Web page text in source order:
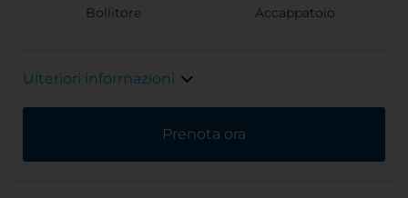
Bollitore Accappatoio
Ulteriori informazioni
Prenota ora